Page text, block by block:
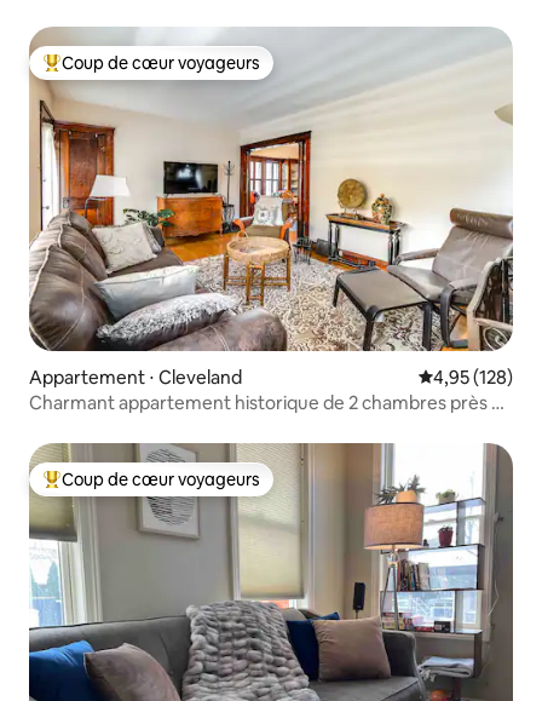
Coups de cœur voyageurs les plus appréciés
Coup de cœur voyageurs
Appartement ⋅ Cleveland Évaluation
4,95 (128)
Charmant appartement historique de 2 chambres près du
Coups de cœur voyageurs les plus appréciés
Coup de cœur voyageurs